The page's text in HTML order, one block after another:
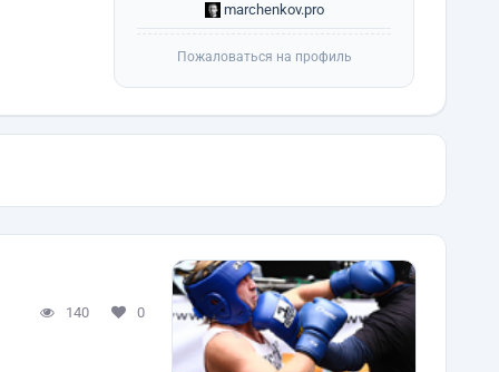
marchenkov.pro
Пожаловаться на профиль
140 0